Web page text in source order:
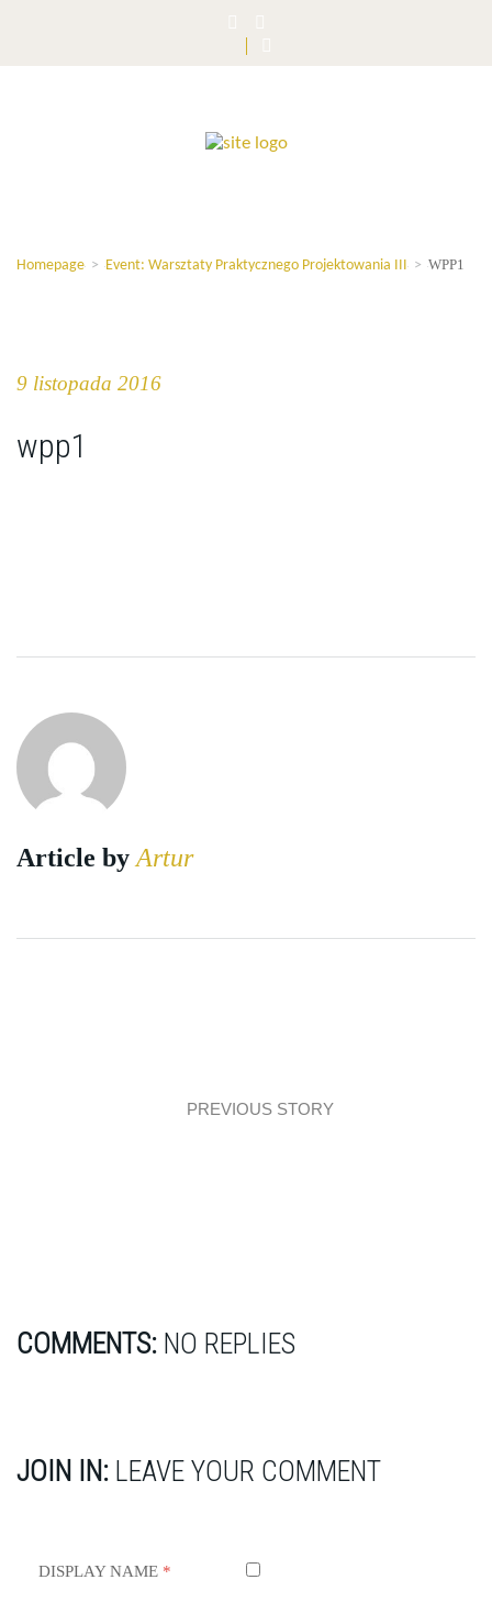
Homepage > Event: Warsztaty Praktycznego Projektowania III > WPP1
9 listopada 2016
wpp1
Article byArtur
PREVIOUS STORY
COMMENTS: NO REPLIES
JOIN IN: LEAVE YOUR COMMENT
DISPLAY NAME *